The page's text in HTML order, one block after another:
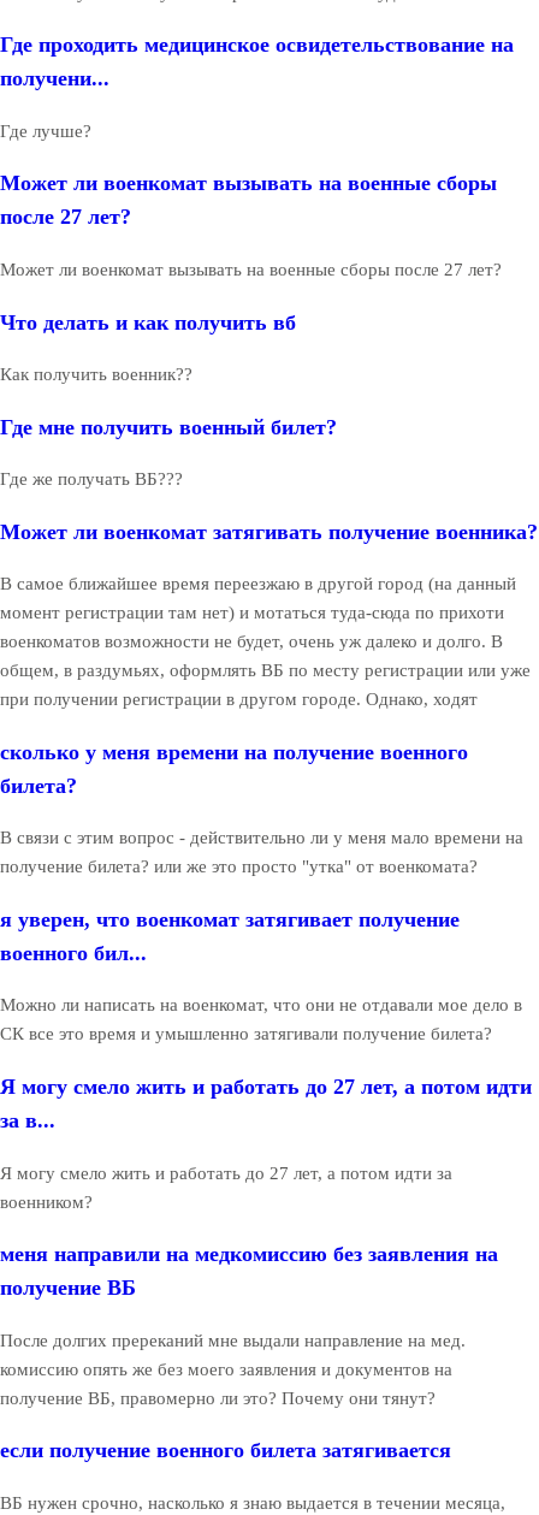
Где проходить медицинское освидетельствование на
получени...
Где лучше?
Может ли военкомат вызывать на военные сборы
после 27 лет?
Может ли военкомат вызывать на военные сборы после 27 лет?
Что делать и как получить вб
Как получить военник??
Где мне получить военный билет?
Где же получать ВБ???
Может ли военкомат затягивать получение военника?
В самое ближайшее время переезжаю в другой город (на данный
момент регистрации там нет) и мотаться туда-сюда по прихоти
военкоматов возможности не будет, очень уж далеко и долго. В
общем, в раздумьях, оформлять ВБ по месту регистрации или уже
при получении регистрации в другом городе. Однако, ходят
сколько у меня времени на получение военного
билета?
В связи с этим вопрос - действительно ли у меня мало времени на
получение билета? или же это просто "утка" от военкомата?
я уверен, что военкомат затягивает получение
военного бил...
Можно ли написать на военкомат, что они не отдавали мое дело в
СК все это время и умышленно затягивали получение билета?
Я могу смело жить и работать до 27 лет, а потом идти
за в...
Я могу смело жить и работать до 27 лет, а потом идти за
военником?
меня направили на медкомиссию без заявления на
получение ВБ
После долгих пререканий мне выдали направление на мед.
комиссию опять же без моего заявления и документов на
получение ВБ, правомерно ли это? Почему они тянут?
если получение военного билета затягивается
ВБ нужен срочно, насколько я знаю выдается в течении месяца,